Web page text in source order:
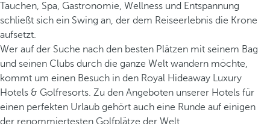
Tauchen, Spa, Gastronomie, Wellness und Entspannung
schließt sich ein Swing an, der dem Reiseerlebnis die Krone
aufsetzt.
Wer auf der Suche nach den besten Plätzen mit seinem Bag
und seinen Clubs durch die ganze Welt wandern möchte,
kommt um einen Besuch in den Royal Hideaway Luxury
Hotels & Golfresorts. Zu den Angeboten unserer Hotels für
einen perfekten Urlaub gehört auch eine Runde auf einigen
der renommiertesten Golfplätze der Welt.